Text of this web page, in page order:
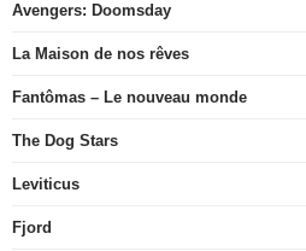
Avengers: Doomsday
La Maison de nos rêves
Fantômas – Le nouveau monde
The Dog Stars
Leviticus
Fjord